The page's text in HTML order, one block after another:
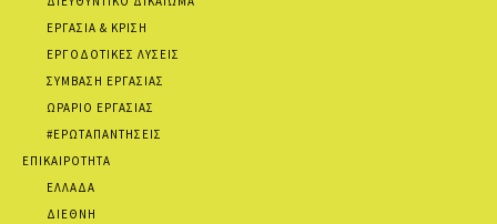
ΕΡΓΑΣΙΑ & ΚΡΙΣΗ
ΕΡΓΟΔΟΤΙΚΕΣ ΛΥΣΕΙΣ
ΣΥΜΒΑΣΗ ΕΡΓΑΣΙΑΣ
ΩΡΑΡΙΟ ΕΡΓΑΣΙΑΣ
#ΕΡΩΤΑΠΑΝΤΗΣΕΙΣ
ΕΠΙΚΑΙΡΟΤΗΤΑ
ΕΛΛΑΔΑ
ΔΙΕΘΝΗ